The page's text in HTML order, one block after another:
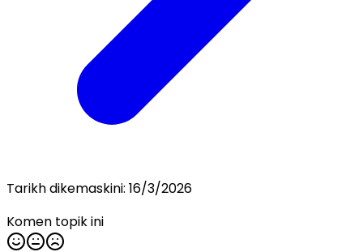
Tarikh dikemaskini: 16/3/2026
Komen topik ini